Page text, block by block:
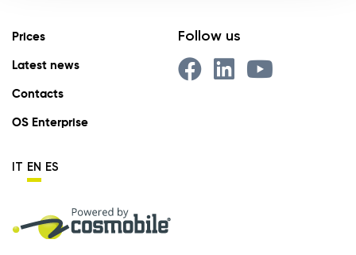
Prices
Latest news
Contacts
OS Enterprise
IT EN ES
Follow us